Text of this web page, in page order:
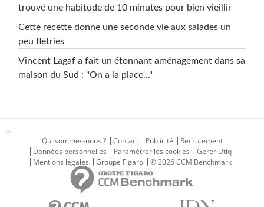
trouvé une habitude de 10 minutes pour bien vieillir
Cette recette donne une seconde vie aux salades un
peu flétries
Vincent Lagaf a fait un étonnant aménagement dans sa
maison du Sud : "On a la place..."
...
Qui sommes-nous ?
Contact Publicité
Recrutement
Données personnelles
Paramétrer les cookies
Gérer Utiq
Mentions légales
Groupe Figaro © 2026 CCM Benchmark